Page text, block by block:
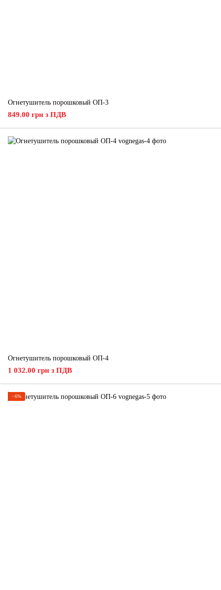
Огнетушитель порошковый ОП-3
849.00 грн з ПДВ
Огнетушитель порошковый ОП-4
1 032.00 грн з ПДВ
−6%